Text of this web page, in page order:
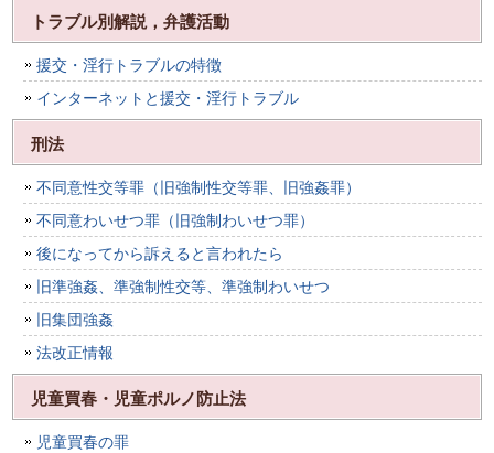
トラブル別解説，弁護活動
援交・淫行トラブルの特徴
インターネットと援交・淫行トラブル
刑法
不同意性交等罪（旧強制性交等罪、旧強姦罪）
不同意わいせつ罪（旧強制わいせつ罪）
後になってから訴えると言われたら
旧準強姦、準強制性交等、準強制わいせつ
旧集団強姦
法改正情報
児童買春・児童ポルノ防止法
児童買春の罪